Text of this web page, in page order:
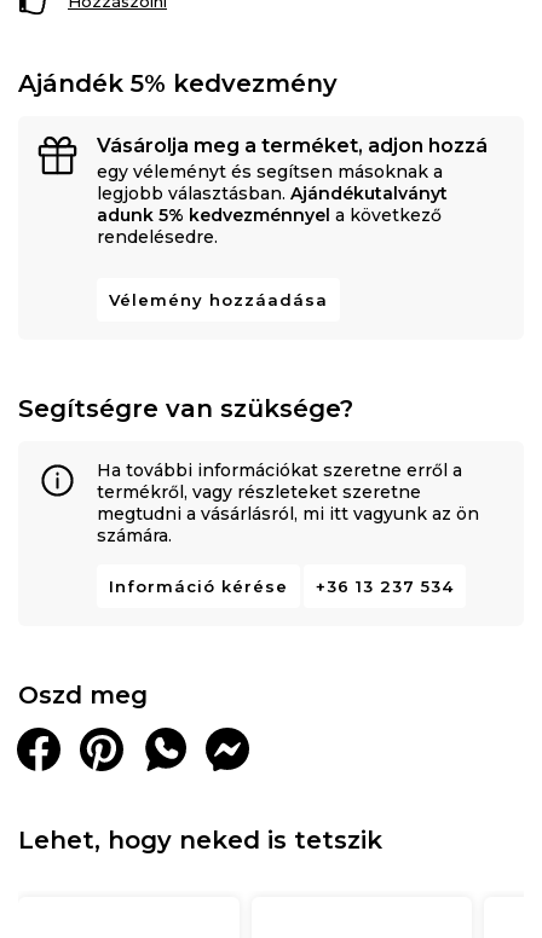
Ajándék 5% kedvezmény
Vásárolja meg a terméket, adjon hozzá
egy véleményt és segítsen másoknak a
legjobb választásban. Ajándékutalványt
adunk 5% kedvezménnyel a következő
rendelésedre.
Vélemény hozzáadása
Segítségre van szüksége?
Ha további információkat szeretne erről a
termékről, vagy részleteket szeretne
megtudni a vásárlásról, mi itt vagyunk az ön
számára.
Információ kérése +36 13 237 534
Oszd meg
Lehet, hogy neked is tetszik